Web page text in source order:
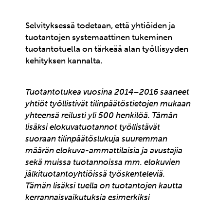
Selvityksessä todetaan, että yhtiöiden ja
tuotantojen systemaattinen tukeminen
tuotantotuella on tärkeää alan työllisyyden
kehityksen kannalta.
Tuotantotukea vuosina 2014–2016 saaneet
yhtiöt työllistivät tilinpäätöstietojen mukaan
yhteensä reilusti yli 500 henkilöä. Tämän
lisäksi elokuvatuotannot työllistävät
suoraan tilinpäätöslukuja suuremman
määrän elokuva-ammattilaisia ja avustajia
sekä muissa tuotannoissa mm. elokuvien
jälkituotantoyhtiöissä työskenteleviä.
Tämän lisäksi tuella on tuotantojen kautta
kerrannaisvaikutuksia esimerkiksi